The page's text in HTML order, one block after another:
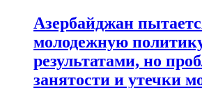
Азербайджан
молодежную
результатами, но
занятости и утечки